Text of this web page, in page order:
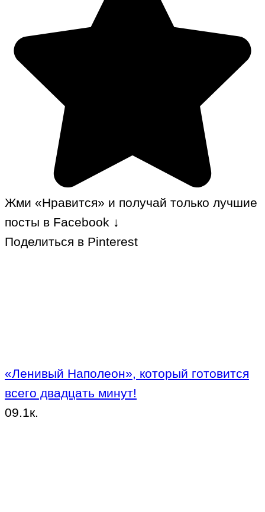
Жми «Нравится» и получай только лучшие
посты в Facebook ↓
Поделиться в Pinterest
«Ленивый Наполеон», который готовится
всего двадцать минут!
09.1к.